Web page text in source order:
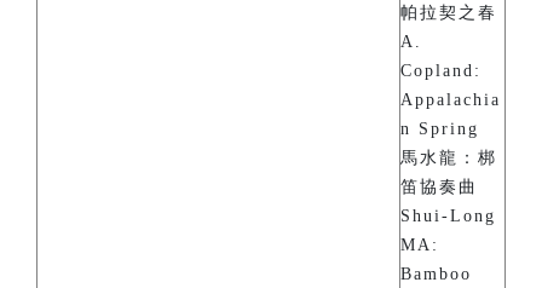
帕拉契之春
A.
Copland:
Appalachia
n Spring
馬水龍：梆
笛協奏曲
Shui-Long
MA:
Bamboo